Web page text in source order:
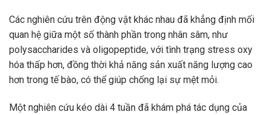
Các nghiên cứu trên động vật khác nhau đã khẳng định mối
quan hệ giữa một số thành phần trong nhân sâm, như
polysaccharides và oligopeptide, với tình trạng stress oxy
hóa thấp hơn, đồng thời khả năng sản xuất năng lượng cao
hơn trong tế bào, có thể giúp chống lại sự mệt mỏi.
Một nghiên cứu kéo dài 4 tuần đã khám phá tác dụng của